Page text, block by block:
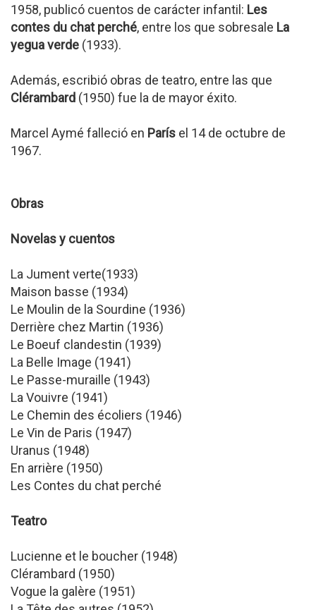
1958, publicó cuentos de carácter infantil: Les
contes du chat perché, entre los que sobresale La
yegua verde (1933).
Además, escribió obras de teatro, entre las que
Clérambard (1950) fue la de mayor éxito.
Marcel Aymé falleció en París el 14 de octubre de
1967.
Obras
Novelas y cuentos
La Jument verte(1933)
Maison basse (1934)
Le Moulin de la Sourdine (1936)
Derrière chez Martin (1936)
Le Boeuf clandestin (1939)
La Belle Image (1941)
Le Passe-muraille (1943)
La Vouivre (1941)
Le Chemin des écoliers (1946)
Le Vin de Paris (1947)
Uranus (1948)
En arrière (1950)
Les Contes du chat perché
Teatro
Lucienne et le boucher (1948)
Clérambard (1950)
Vogue la galère (1951)